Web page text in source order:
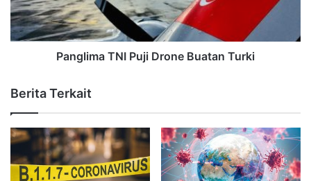
Panglima TNI Puji Drone Buatan Turki
Berita Terkait